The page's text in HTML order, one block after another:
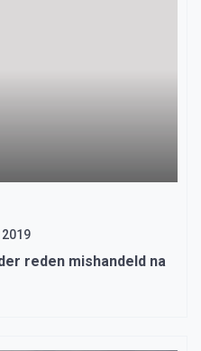
reden mishandeld na